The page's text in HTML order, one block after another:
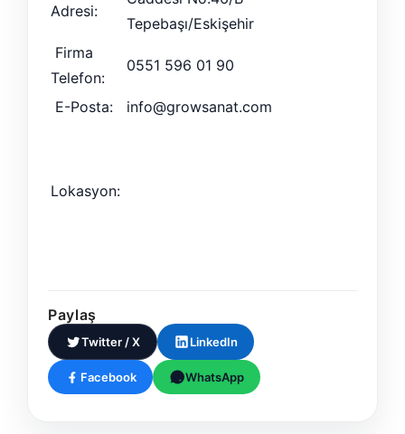
Adresi:
Tepebaşı/Eskişehir
Firma
Telefon:
0551 596 01 90
E-Posta: info@growsanat.com
Lokasyon:
Paylaş
Twitter / X LinkedIn
Facebook WhatsApp